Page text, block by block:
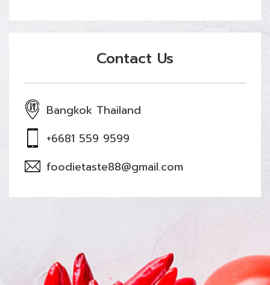
Contact Us
Bangkok Thailand
+6681 559 9599
foodietaste88@gmail.com